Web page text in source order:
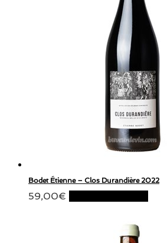
Bodet Étienne – Clos Durandière 2022
59,00€